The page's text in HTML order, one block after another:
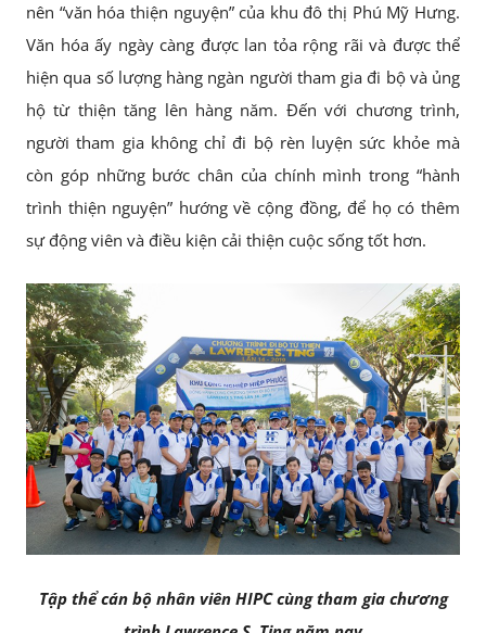
nên “văn hóa thiện nguyện” của khu đô thị Phú Mỹ Hưng.
Văn hóa ấy ngày càng được lan tỏa rộng rãi và được thể
hiện qua số lượng hàng ngàn người tham gia đi bộ và ủng
hộ từ thiện tăng lên hàng năm. Đến với chương trình,
người tham gia không chỉ đi bộ rèn luyện sức khỏe mà
còn góp những bước chân của chính mình trong “hành
trình thiện nguyện” hướng về cộng đồng, để họ có thêm
sự động viên và điều kiện cải thiện cuộc sống tốt hơn.
Tập thể cán bộ nhân viên HIPC cùng tham gia chương